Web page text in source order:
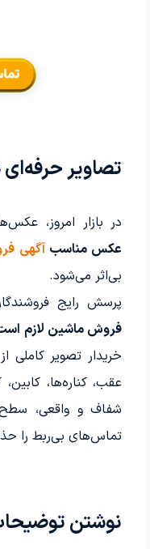
تصاویر
در بازار امروز،
عکس مناسب آگهی
بی‌اثر می‌شود.
پرسش رایج
فروش ماشین لازم
خریدار تصویر کاملی
عقب، کناره‌ها،
شفاف و واقعی، سطح
تماس‌های بی‌ربط را
نوشتن